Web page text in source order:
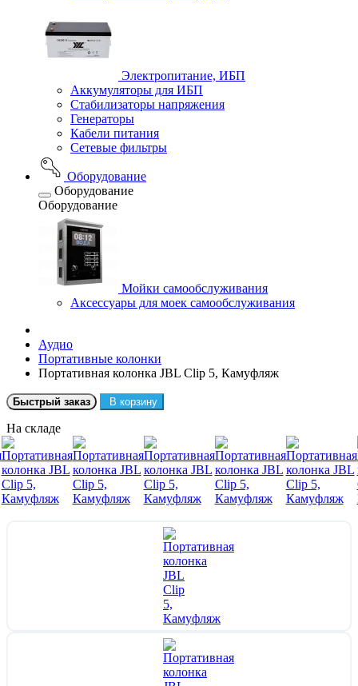
Электропитание, ИБП
Аккумуляторы для ИБП
Стабилизаторы напряжения
Генераторы
Кабели питания
Сетевые фильтры
Оборудование
Оборудование
Оборудование
Мойки самообслуживания
Аксессуары для моек самообслуживания
Аудио
Портативные колонки
Портативная колонка JBL Clip 5, Камуфляж
Быстрый заказ В корзину
На складе